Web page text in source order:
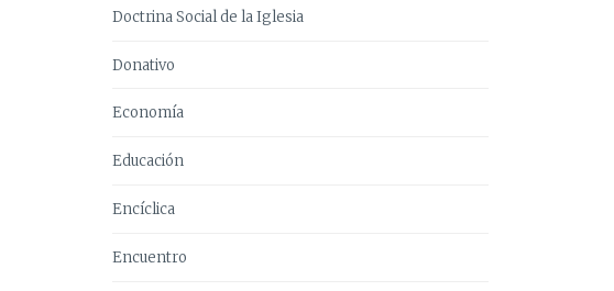
Doctrina Social de la Iglesia
Donativo
Economía
Educación
Encíclica
Encuentro